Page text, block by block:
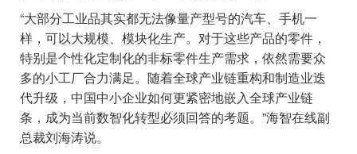
“大部分工业品其实都无法像量产型号的汽车、手机一
样，可以大规模、模块化生产。对于这些产品的零件，
特别是个性化定制化的非标零件生产需求，依然需要众
多的小工厂合力满足。随着全球产业链重构和制造业迭
代升级，中国中小企业如何更紧密地嵌入全球产业链
条，成为当前数智化转型必须回答的考题。”海智在线副
总裁刘海涛说。